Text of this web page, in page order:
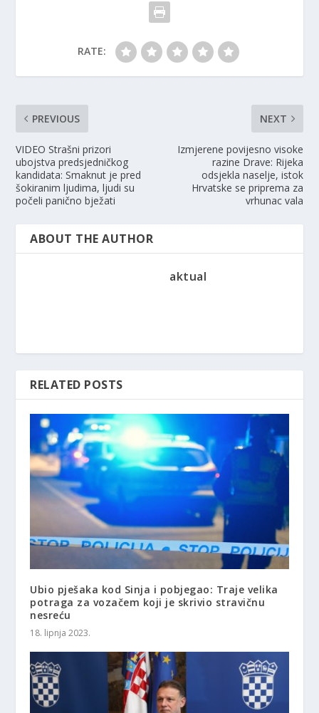
RATE:
PREVIOUS
VIDEO Strašni prizori
ubojstva predsjedničkog
kandidata: Smaknut je pred
šokiranim ljudima, ljudi su
počeli panično bježati
NEXT
Izmjerene povijesno visoke
razine Drave: Rijeka
odsjekla naselje, istok
Hrvatske se priprema za
vrhunac vala
ABOUT THE AUTHOR
aktual
RELATED POSTS
Ubio pješaka kod Sinja i pobjegao: Traje velika
potraga za vozačem koji je skrivio stravičnu
nesreću
18. lipnja 2023.